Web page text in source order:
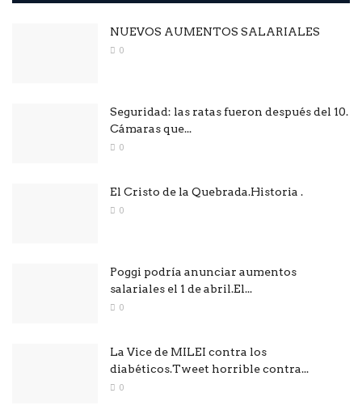
NUEVOS AUMENTOS SALARIALES
0
Seguridad: las ratas fueron después del 10.
Cámaras que...
0
El Cristo de la Quebrada.Historia .
0
Poggi podría anunciar aumentos
salariales el 1 de abril.El...
0
La Vice de MILEI contra los
diabéticos.Tweet horrible contra...
0